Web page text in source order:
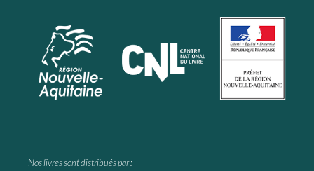
Nos livres sont distribués par :